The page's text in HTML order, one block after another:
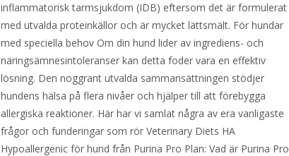
inflammatorisk tarmsjukdom (IDB) eftersom det är formulerat
med utvalda proteinkällor och är mycket lättsmält. För hundar
med speciella behov Om din hund lider av ingrediens- och
näringsämnesintoleranser kan detta foder vara en effektiv
lösning. Den noggrant utvalda sammansättningen stödjer
hundens hälsa på flera nivåer och hjälper till att förebygga
allergiska reaktioner. Här har vi samlat några av era vanligaste
frågor och funderingar som rör Veterinary Diets HA
Hypoallergenic för hund från Purina Pro Plan: Vad är Purina Pro